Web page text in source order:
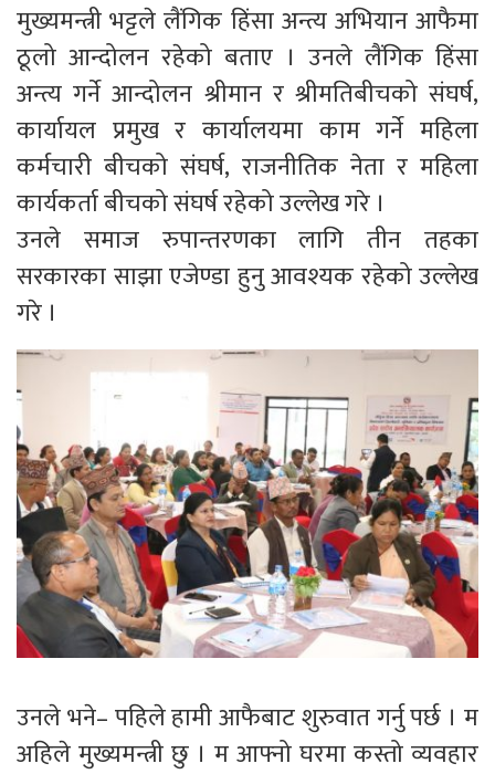
मुख्यमन्त्री भट्टले लैंगिक हिंसा अन्त्य अभियान आफैमा
ठूलो आन्दोलन रहेको बताए । उनले लैंगिक हिंसा
अन्त्य गर्ने आन्दोलन श्रीमान र श्रीमतिबीचको संघर्ष,
कार्यायल प्रमुख र कार्यालयमा काम गर्ने महिला
कर्मचारी बीचको संघर्ष, राजनीतिक नेता र महिला
कार्यकर्ता बीचको संघर्ष रहेको उल्लेख गरे ।
उनले समाज रुपान्तरणका लागि तीन तहका
सरकारका साझा एजेण्डा हुनु आवश्यक रहेको उल्लेख
गरे ।
उनले भने– पहिले हामी आफैबाट शुरुवात गर्नु पर्छ । म
अहिले मुख्यमन्त्री छु । म आफ्नो घरमा कस्तो व्यवहार